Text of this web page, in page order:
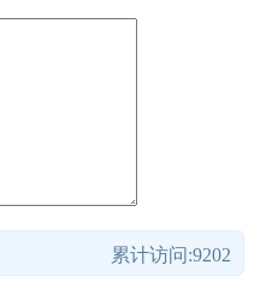
累计访问:9202